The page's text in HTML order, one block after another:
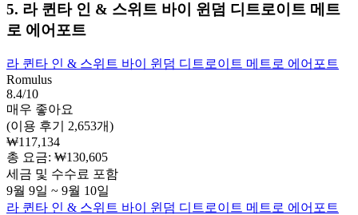
5. 라 퀸타 인 & 스위트 바이 윈덤 디트로이트 메트
로 에어포트
라 퀸타 인 & 스위트 바이 윈덤 디트로이트 메트로 에어포트
Romulus
8.4/10
매우 좋아요
(이용 후기 2,653개)
₩117,134
총 요금: ₩130,605
세금 및 수수료 포함
9월 9일 ~ 9월 10일
라 퀸타 인 & 스위트 바이 윈덤 디트로이트 메트로 에어포트